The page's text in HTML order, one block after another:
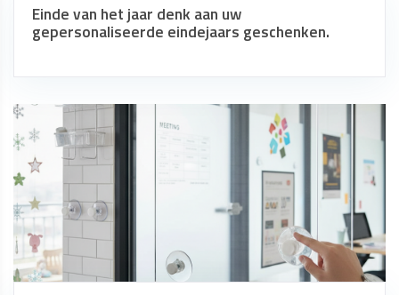
Einde van het jaar denk aan uw
gepersonaliseerde eindejaars geschenken.